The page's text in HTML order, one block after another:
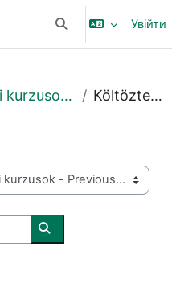
ПереключитиУвійти
Korábbi kurzusok - Previous courses Költöztetett kurzusok
Пошук курсів